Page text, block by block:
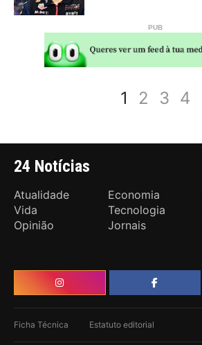
1 2 3 4
24 Notícias
Atualidade Economia
Vida
Tecnologia
Opinião
Jornais
Ficha Técnica Estatuto editorial